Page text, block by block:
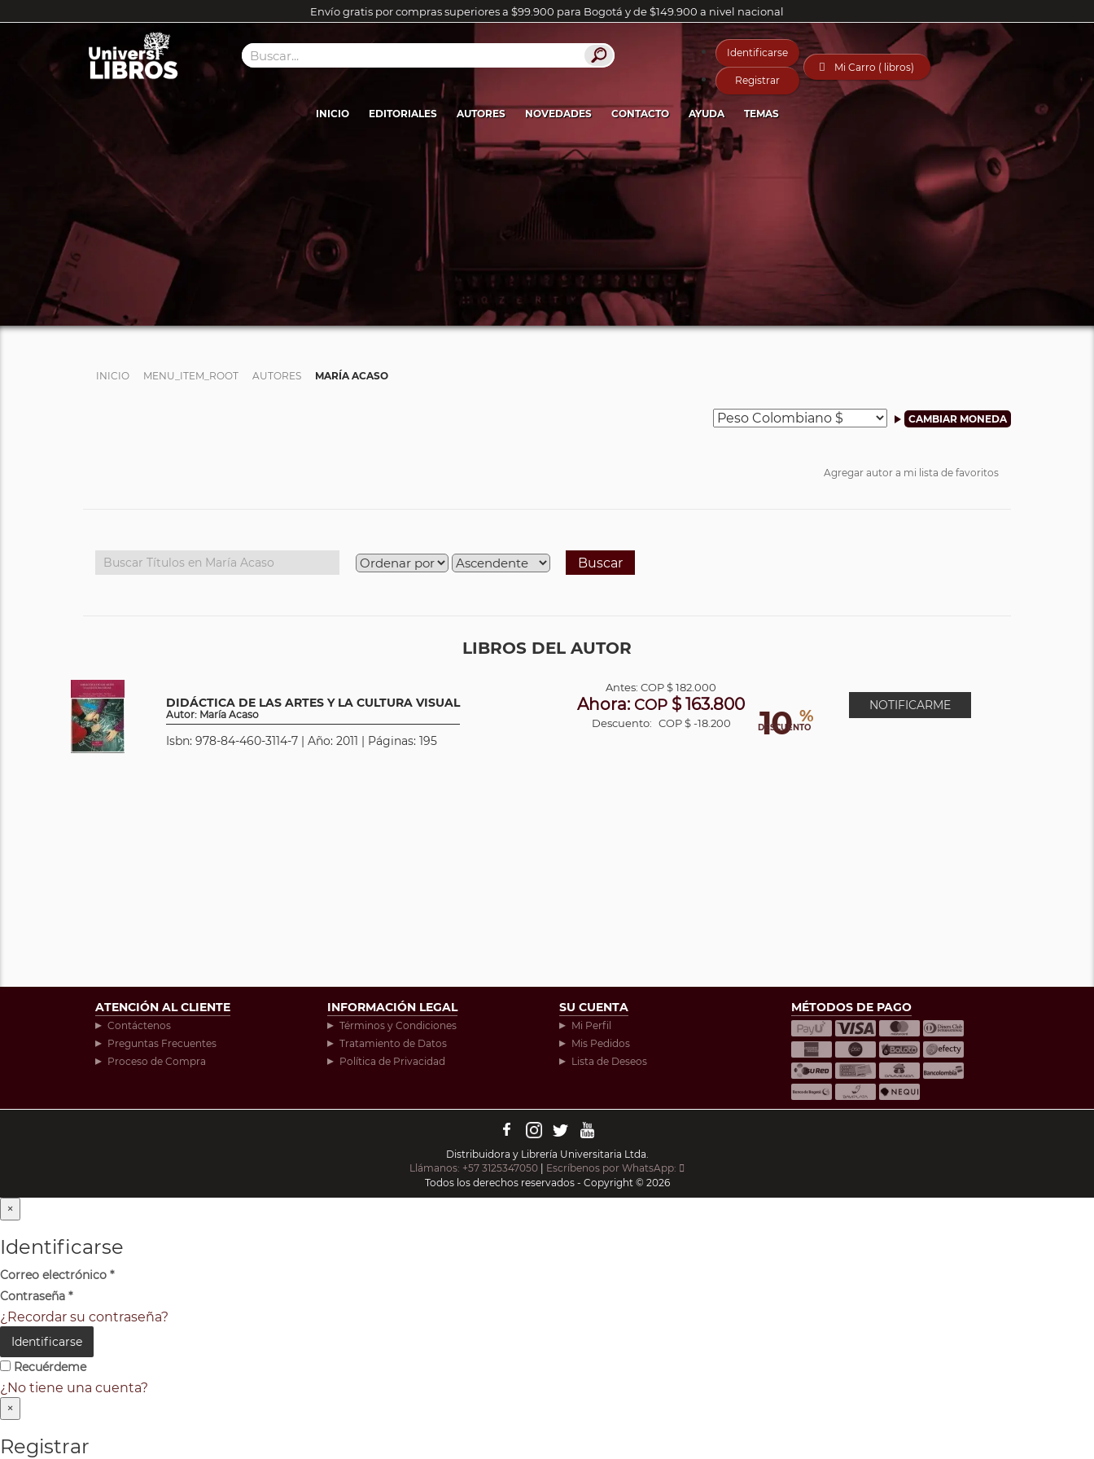
Envío gratis por compras superiores a $99.900 para Bogotá y de $149.900 a nivel nacional
Identificarse
Registrar
 Mi Carro ( libros)
INICIO EDITORIALES AUTORES NOVEDADES CONTACTO AYUDA TEMAS
INICIO MENU_ITEM_ROOT AUTORES MARÍA ACASO
Agregar autor a mi lista de favoritos
Buscar
LIBROS DEL AUTOR
DIDÁCTICA DE LAS ARTES Y LA CULTURA VISUAL
Autor: María Acaso
Isbn: 978-84-460-3114-7 | Año: 2011 | Páginas: 195 10 %
DESCUENTO
Antes:COP$ 182.000
Ahora: COP $ 163.800
Descuento: COP $ -18.200
NOTIFICARME
ATENCIÓN AL CLIENTE
Contáctenos
Preguntas Frecuentes
Proceso de Compra
INFORMACIÓN LEGAL
Términos y Condiciones
Tratamiento de Datos
Política de Privacidad
SU CUENTA
Mi Perfil
Mis Pedidos
Lista de Deseos
MÉTODOS DE PAGO
Distribuidora y Librería Universitaria Ltda.
Llámanos: +57 3125347050
Escríbenos por WhatsApp:
Todos los derechos reservados - Copyright © 2026
×
Identificarse
Correo electrónico *
Contraseña *
¿Recordar su contraseña?
Identificarse
Recuérdeme
¿No tiene una cuenta?
×
Registrar